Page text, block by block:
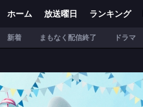
ホーム 放送曜日 ランキング
新着 まもなく配信終了 ドラマ